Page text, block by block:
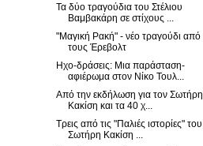
Τα δύο τραγούδια του Στέλιου
Βαμβακάρη σε στίχους ...
"Μαγική Ρακή" - νέο τραγούδι από
τους Έρεβολτ
Ηχο-δράσεις: Μια παράσταση-
αφιέρωμα στον Νίκο Τουλ...
Από την εκδήλωση για τον Σωτήρη
Κακίση και τα 40 χ...
Τρεις από τις "Παλιές ιστορίες" του
Σωτήρη Κακίση ...